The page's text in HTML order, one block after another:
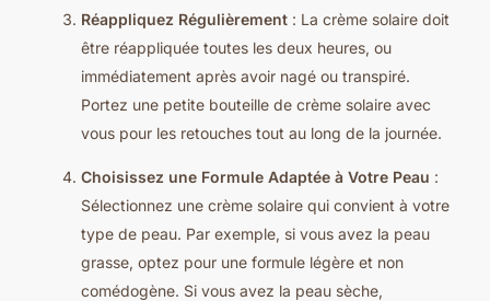
Réappliquez Régulièrement: La crème solaire doit
être réappliquée toutes les deux heures, ou
immédiatement après avoir nagé ou transpiré.
Portez une petite bouteille de crème solaire avec
vous pour les retouches tout au long de la journée.
Choisissez une Formule Adaptée à Votre Peau :
Sélectionnez une crème solaire qui convient à votre
type de peau. Par exemple, si vous avez la peau
grasse, optez pour une formule légère et non
comédogène. Si vous avez la peau sèche,